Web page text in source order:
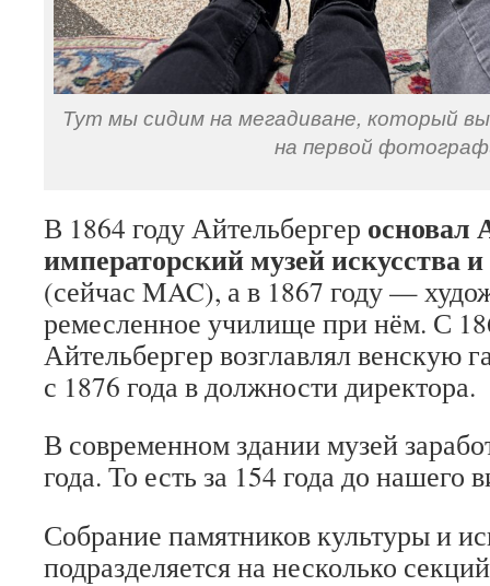
Тут мы сидим на мегадиване, который
на первой
В 1864 году Айтельбергер основал
императорский музей искусства
(сейчас MAC), а в 1867 году —
ремесленное училище при нём. С
Айтельбергер возглавлял венскую
с 1876 года в должности директора.
В современном здании музей
года. То есть за 154 года до нашего
Собрание памятников культуры и
подразделяется на несколько